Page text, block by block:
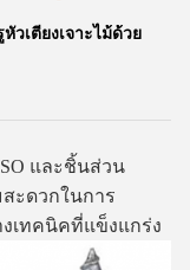
วเตียงเจาะไม้ด้วย
และชิ้นส่วน
ะดวกในการ
เทคนิคที่แข็งแกร่ง